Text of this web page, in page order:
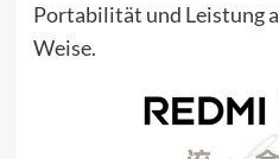
Portabilität und Leistung
Weise.